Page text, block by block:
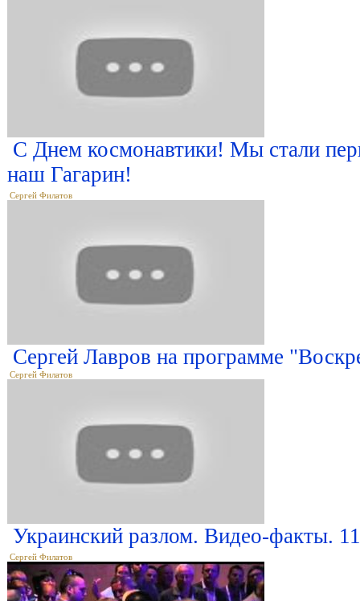
С Днем космонавтики! Мы стали
наш Гагарин!
Сергей Филатов
Сергей Лавров на программе
Сергей Филатов
Украинский разлом. Видео-факты.
Сергей Филатов